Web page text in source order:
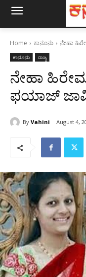
Home ಕಾನೂನು ನೇಹಾ
ಕಾನೂನು ರಾಜ್ಯ
ನೇಹಾ
ಫಯಾಜ್
By Vahini August 4,